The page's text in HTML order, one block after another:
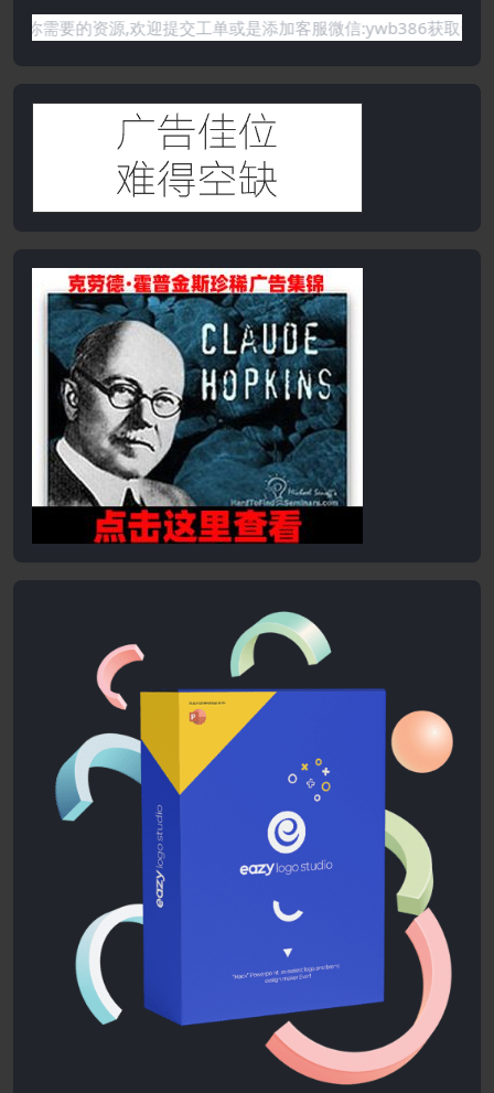
要的资源,欢迎提交工单或是添加客服微信:ywb386获取帮助！